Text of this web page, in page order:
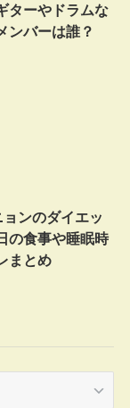
ターやドラムな
ンバーは誰？
ンのダイエッ
の食事や睡眠時
まとめ